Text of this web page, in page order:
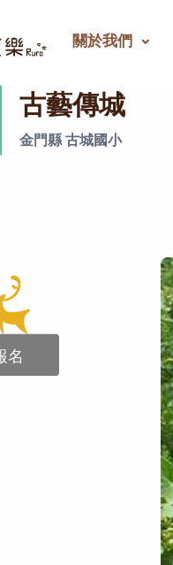
關於我們
古藝傳城
金門縣 古城國小